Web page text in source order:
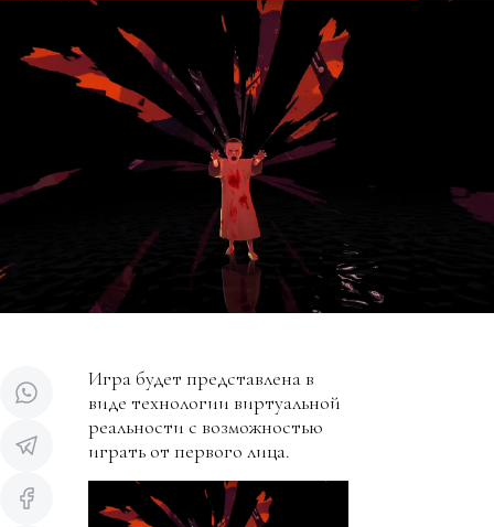
Игра будет представлена в
виде технологии виртуальной
реальности с возможностью
играть от первого лица.